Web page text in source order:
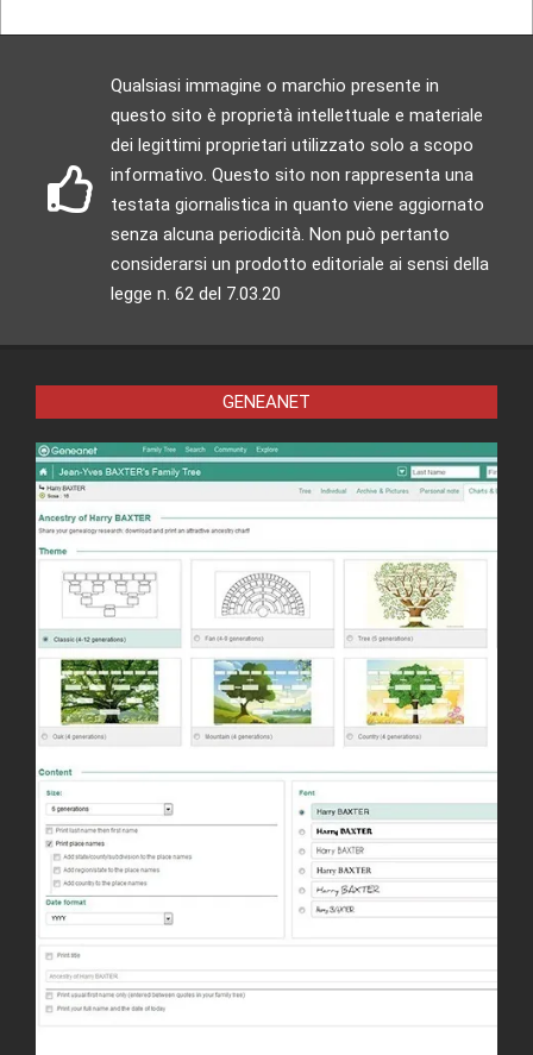
Qualsiasi immagine o marchio presente in
questo sito è proprietà intellettuale e materiale
dei legittimi proprietari utilizzato solo a scopo
informativo. Questo sito non rappresenta una
testata giornalistica in quanto viene aggiornato
senza alcuna periodicità. Non può pertanto
considerarsi un prodotto editoriale ai sensi della
legge n. 62 del 7.03.20
GENEANET